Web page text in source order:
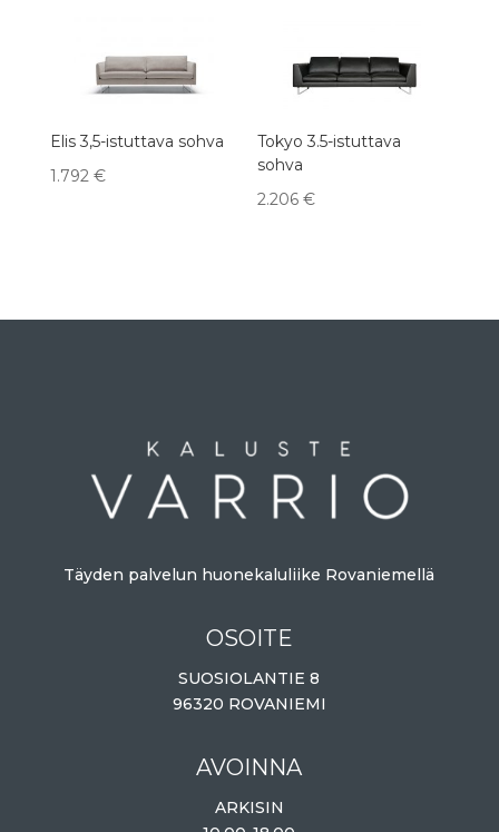
Elis 3,5-istuttava sohva
1.792 €
Tokyo 3.5-istuttava
sohva
2.206€
Täyden palvelun huonekaluliike Rovaniemellä
OSOITE
SUOSIOLANTIE 8
96320 ROVANIEMI
AVOINNA
ARKISIN